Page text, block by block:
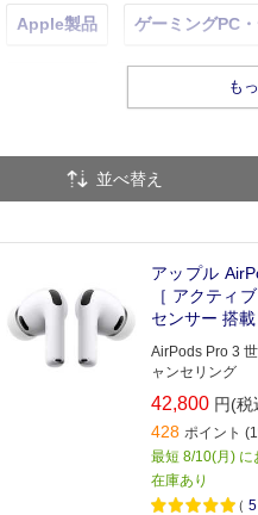
Apple製品 ゲーミングPC
PCサプライ・周
も
並べ替え
アップル
［ アクティ
センサー 搭
AirPods Pro 3
ャンセリング
42,800 円(税
428 ポイント
最短 8/10(月) に
在庫あり
（ 5